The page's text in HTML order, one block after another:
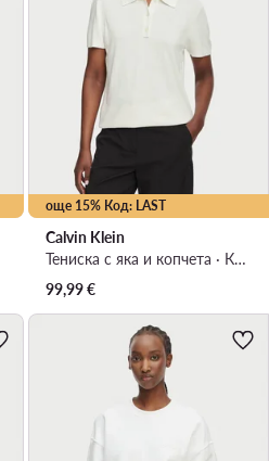
още 15% Код: LAST
Calvin Klein
Тениска с яка и копчета · Кремав
99,99€